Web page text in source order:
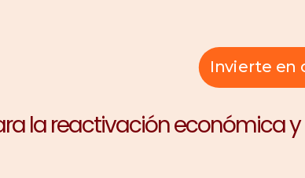
Invierte en
la reactivación económica